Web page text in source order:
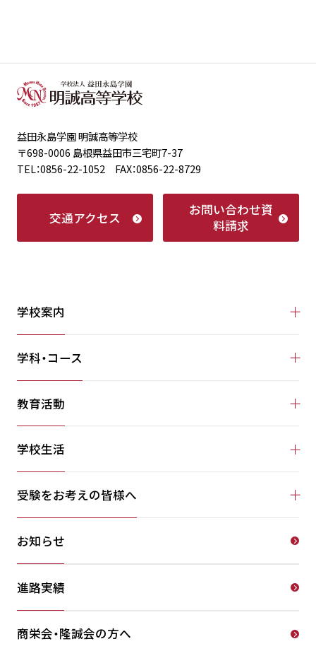
益田永島学園 明誠高等学校
〒698-0006 島根県益田市三宅町7-37
TEL：0856-22-1052 FAX：0856-22-8729
交通アクセス お問い合わせ資
料請求
学校案内
学科・コース
教育活動
学校生活
受験をお考えの皆様へ
お知らせ
進路実績
商栄会・隆誠会の方へ